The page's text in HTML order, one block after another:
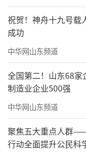
报销
桑珠
不
祝贺！神舟十九号载
成功
中华网山东频道
全国第二！山东68家
制造业企业500强
中华网山东频道
聚焦五大重点人群
行动全面提升公民科